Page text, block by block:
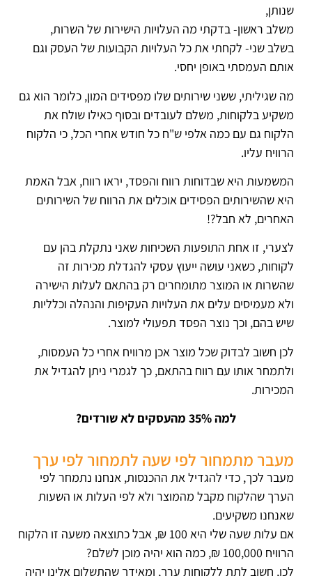
שנותן,
משלב ראשון- בדקתי מה העלויות הישירות של השרות,
בשלב שני- לקחתי את כל העלויות הקבועות של העסק וגם
אותם העמסתי באופן יחסי.
מה שגיליתי, ששני שירותים שלו מפסידים המון, כלומר הוא גם
משקיע בלקוחות, משלם לעובדים ובסוף כאילו שולח את
הלקוח גם עם כמה אלפי ש"ח כל חודש אחרי הכל, כי הלקוח
הרוויח עליו.
המשמעות היא שבדוחות רווח והפסד, יראו רווח, אבל האמת
היא שהשירותים הפסידים אוכלים את הרווח של השירותים
האחרים, לא חבל?!
לצערי, זו אחת התופעות השכיחות שאני נתקלת בהן עם
לקוחות, כשאני עושה ייעוץ עסקי להגדלת מכירות זה
שהשרות או המוצר מתומחרים רק בהתאם לעלות הישירה
ולא מעמיסים עלים את העלויות העקיפות והנהלה וכלליות
שיש בהם, וכך נוצר הפסד תפעולי למוצר.
לכן חשוב לבדוק שכל מוצר אכן מרוויח אחרי כל העמסות,
ולתמחר אותו עם רווח בהתאם, כך לגמרי ניתן להגדיל את
המכירות.
למה 35% מהעסקים לא שורדים?
מעבר מתמחור לפי שעה לתמחור לפי ערך
מעבר לכך, כדי להגדיל את ההכנסות, אנחנו נתמחר לפי
הערך שהלקוח מקבל מהמוצר ולא לפי העלות או השעות
שאנחנו משקיעים.
אם עלות שעה שלי היא 100 ₪, אבל כתוצאה משעה זו הלקוח
הרוויח 100,000 ₪, כמה הוא יהיה מוכן לשלם?
לכן, חשוב לתת ללקוחות ערך, ומאידך שהתשלום אלינו יהיה